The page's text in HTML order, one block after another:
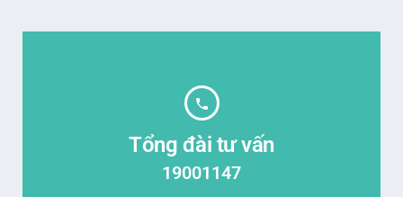
Tổng đài tư vấn
19001147